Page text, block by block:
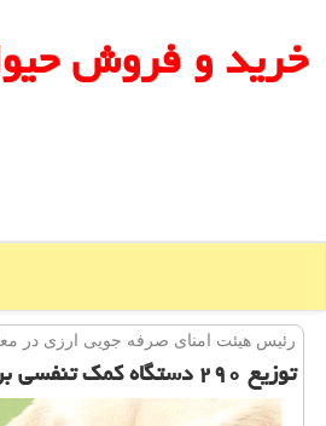
خرید و فروش
رئیس هیئت امنای صرفه جویی ارزی در
توزیع ۲۹۰ دستگاه كمك تنفسی برای بیماران